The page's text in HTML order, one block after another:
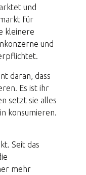
und
für
kleinere
und
daran, dass
Es ist ihr
setzt sie alles
konsumieren.
Seit das
mehr